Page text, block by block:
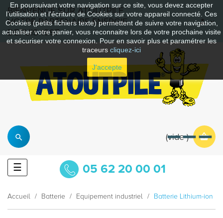
En poursuivant votre navigation sur ce site, vous devez accepter
l’utilisation et l'écriture de Cookies sur votre appareil connecté. Ces
Cookies (petits fichiers texte) permettent de suivre votre navigation,
actualiser votre panier, vous reconnaitre lors de votre prochaine visite
et sécuriser votre connexion. Pour en savoir plus et paramétrer les
traceurs cliquez-ici
J'accepte
BIENVENUE SUR ATOUTPILE
VOTRE PARTENAIRE ENERGIE
DEPUIS 1997
vide
Basculer
la
☰ 05 62 20 00 01
Accueil Batterie Equipement industriel Batterie Lithium-ion